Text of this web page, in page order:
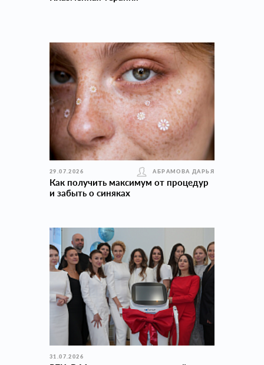
29.07.2026 АБРАМОВА ДАРЬЯ
Как получить максимум от процедур
и забыть о синяках
31.07.2026